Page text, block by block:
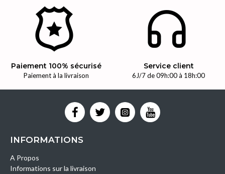
Paiement 100% sécurisé
Paiement à la livraison
Service client
6J/7 de 09h:00 à 18h:00
INFORMATIONS
A Propos
Informations sur la livraison